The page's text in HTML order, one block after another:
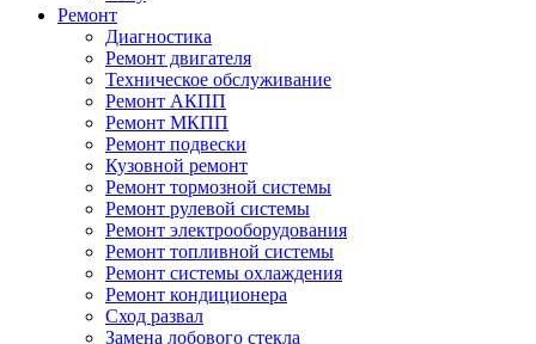
Ремонт
Диагностика
Ремонт двигателя
Техническое обслуживание
Ремонт АКПП
Ремонт МКПП
Ремонт подвески
Кузовной ремонт
Ремонт тормозной системы
Ремонт рулевой системы
Ремонт электрооборудования
Ремонт топливной системы
Ремонт системы охлаждения
Ремонт кондиционера
Сход развал
Замена лобового стекла